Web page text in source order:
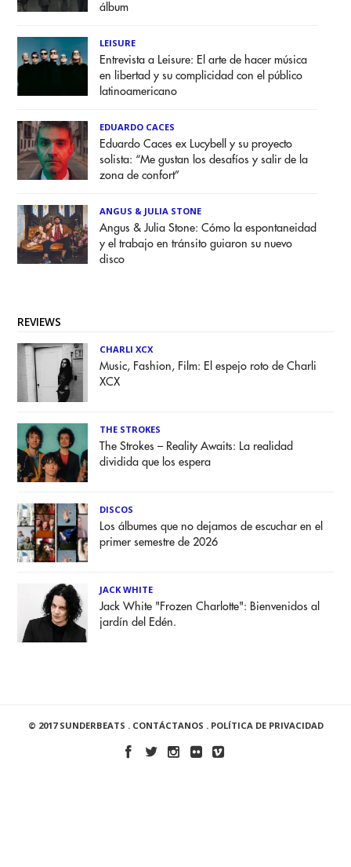
álbum
LEISURE
Entrevista a Leisure: El arte de hacer música
en libertad y su complicidad con el público
latinoamericano
EDUARDO CACES
Eduardo Caces ex Lucybell y su proyecto
solista: “Me gustan los desafíos y salir de la
zona de confort”
ANGUS & JULIA STONE
Angus & Julia Stone: Cómo la espontaneidad
y el trabajo en tránsito guiaron su nuevo
disco
REVIEWS
CHARLI XCX
Music, Fashion, Film: El espejo roto de Charli
XCX
THE STROKES
The Strokes – Reality Awaits: La realidad
dividida que los espera
DISCOS
Los álbumes que no dejamos de escuchar en el
primer semestre de 2026
JACK WHITE
Jack White "Frozen Charlotte": Bienvenidos al
jardín del Edén.
© 2017 SUNDERBEATS . CONTÁCTANOS . POLÍTICA DE PRIVACIDAD